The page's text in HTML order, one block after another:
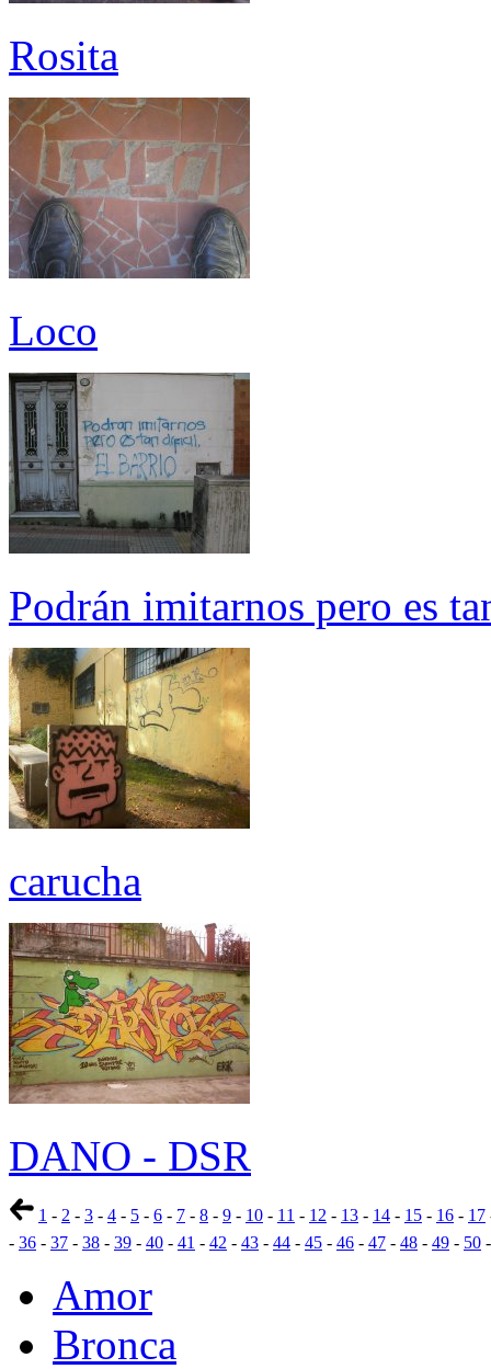
Rosita
Loco
Podrán imitarnos pero es
carucha
DANO - DSR
1 - 2 - 3 - 4 - 5 - 6 - 7 - 8 - 9 - 10 - 11 - 12 - 13 - 14 - 15 - 16 - 17
- 36 - 37 - 38 - 39 - 40 - 41 - 42 - 43 - 44 - 45 - 46 - 47 - 48 - 49 - 50
Amor
Bronca